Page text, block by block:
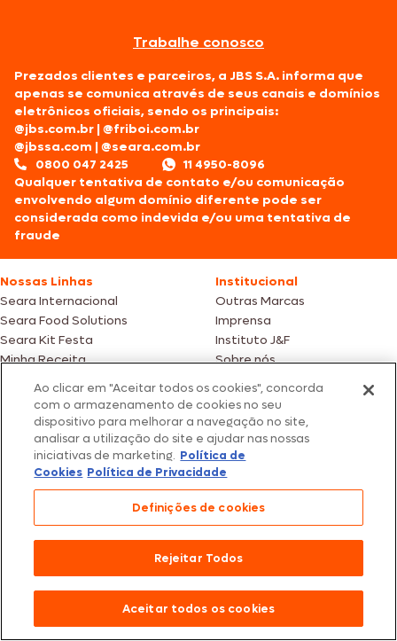
Trabalhe conosco
Prezados clientes e parceiros, a JBS S.A. informa que
apenas se comunica através de seus canais e domínios
eletrônicos oficiais, sendo os principais:
@jbs.com.br |@friboi.com.br
@jbssa.com |@seara.com.br
0800 047 2425
11 4950-8096
Qualquer tentativa de contato e/ou comunicação
envolvendo algum domínio diferente pode ser
considerada como indevida e/ou uma tentativa de
fraude
Nossas Linhas
Seara Internacional
Seara Food Solutions
Seara Kit Festa
Minha Receita
Seara Animal Ingredientes
Promoções
Institucional
Outras Marcas
Imprensa
Instituto J&F
Sobre nós
Sustentabilidade
Contato
Fale Conosco
SAC: +55 0800 047 2425
Jurídico
Política de cookies
Política de privacidade
Fotos meramente ilustrativas | Ofertas válidas enquanto durarem os
estoques dos nossos parceiros | Vendas sujeitas a análise e confirmação
SEARA – CNPJ: 02.914.460/0202-67 – Av. Marginal Direita do Tietê, 500,
Ao clicar em "Aceitar todos os cookies", concorda
com o armazenamento de cookies no seu
dispositivo para melhorar a navegação no site,
analisar a utilização do site e ajudar nas nossas
iniciativas de marketing. Política de
Cookies Política de Privacidade
Definições de cookies
Rejeitar Todos
Aceitar todos os cookies